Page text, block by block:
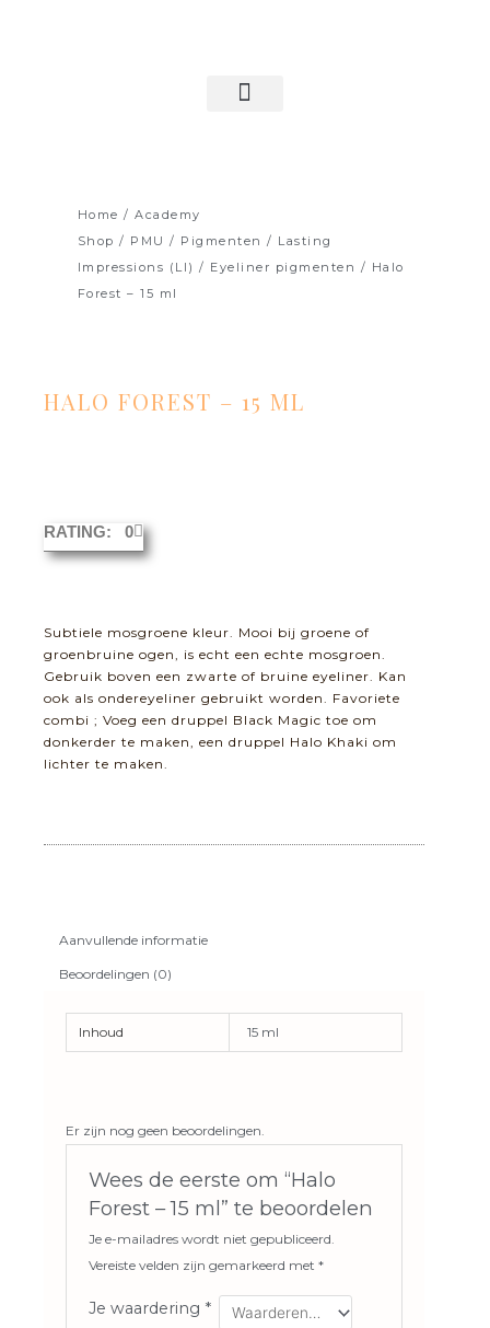
Home /Academy
Shop / PMU / Pigmenten / Lasting
Impressions (LI) / Eyeliner pigmenten / Halo
Forest – 15 ml
HALO FOREST – 15 ML
RATING: 0
Subtiele mosgroene kleur. Mooi bij groene of
groenbruine ogen, is echt een echte mosgroen.
Gebruik boven een zwarte of bruine eyeliner. Kan
ook als ondereyeliner gebruikt worden. Favoriete
combi ; Voeg een druppel Black Magic toe om
donkerder te maken, een druppel Halo Khaki om
lichter te maken.
Aanvullende informatie
Beoordelingen (0)
Inhoud 15 ml
Er zijn nog geen beoordelingen.
Wees de eerste om “Halo
Forest – 15 ml” te beoordelen
Je e-mailadres wordt niet gepubliceerd.
Vereiste velden zijn gemarkeerd met*
Je waardering *